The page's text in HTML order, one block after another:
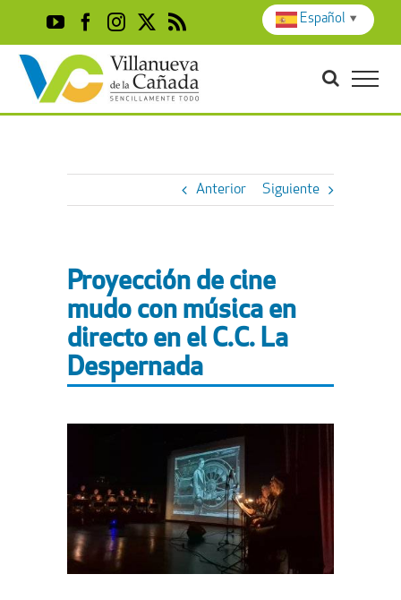
content
YouTubeFacebook
Instagram
X Rss
Anterior Siguiente
Proyección de cine
mudo con música en
directo en el C.C. La
Despernada
Español ▼